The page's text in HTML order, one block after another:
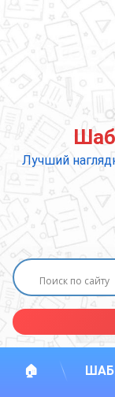
содержимому
Лучший
🏠